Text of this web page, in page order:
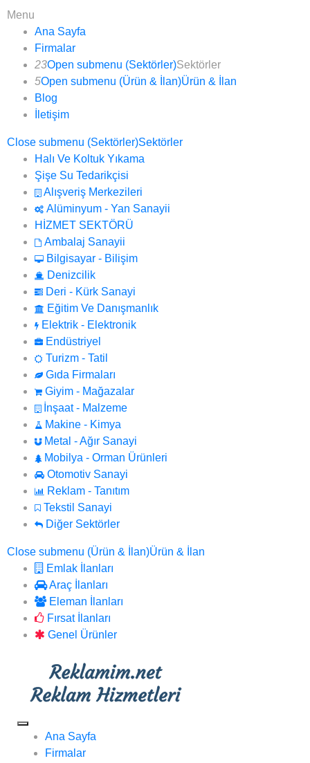
Menu
Ana Sayfa
Firmalar
23Open submenu (Sektörler)Sektörler
5Open submenu (Ürün & İlan)Ürün & İlan
Blog
İletişim
Close submenu (Sektörler)Sektörler
Halı Ve Koltuk Yıkama
Şişe Su Tedarikçisi
Alışveriş Merkezileri
Alüminyum - Yan Sanayii
HİZMET SEKTÖRÜ
Ambalaj Sanayii
Bilgisayar - Bilişim
Denizcilik
Deri - Kürk Sanayi
Eğitim Ve Danışmanlık
Elektrik - Elektronik
Endüstriyel
Turizm - Tatil
Gıda Firmaları
Giyim - Mağazalar
İnşaat - Malzeme
Makine - Kimya
Metal - Ağır Sanayi
Mobilya - Orman Ürünleri
Otomotiv Sanayi
Reklam - Tanıtım
Tekstil Sanayi
Diğer Sektörler
Close submenu (Ürün & İlan)Ürün & İlan
Emlak İlanları
Araç İlanları
Eleman İlanları
Fırsat İlanları
Genel Ürünler
Ana Sayfa
Firmalar